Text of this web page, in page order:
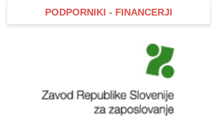
PODPORNIKI - FINANCERJI